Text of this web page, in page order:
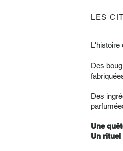
LES
L'histoire
Des
Des
Une
Un rituel